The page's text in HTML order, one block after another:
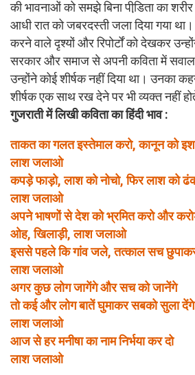
की भावनाओं को समझे बिना पीडि़ता का शरीर
आधी रात को जबरदस्ती जला दिया गया
करने वाले दृश्यों और रिपोर्टों को देखकर
सरकार और समाज से अपनी कविता में
उन्होंने कोई शीर्षक नहीं दिया था। उनका
शीर्षक एक साथ रख देने पर भी व्यक्त नहीं
गुजराती में लिखी कविता का हिंदी भाव :
ताकत का गलत इस्तेमाल करो, कानून को
लाश जलाओ
कपड़े फाड़ो, लाश को नोचो, फिर लाश को
लाश जलाओ
अपने भाषणों से देश को भ्रमित करो और
ओह, खिलाड़ी, लाश जलाओ
इससे पहले कि गांव जले, तत्काल सच
लाश जलाओ
अगर कुछ लोग जागेंगे और सच को जानेंगे
तो कई और लोग बातें घुमाकर सबको सुला देंगे
लाश जलाओ
आज से हर मनीषा का नाम निर्भया कर दो
लाश जलाओ